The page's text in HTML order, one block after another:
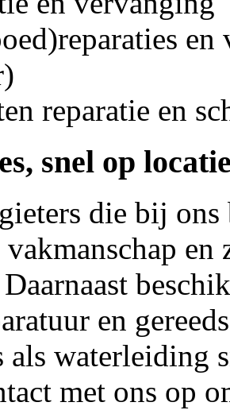
reparatie en
snel op
die bij
en
als waterleiding
met ons op